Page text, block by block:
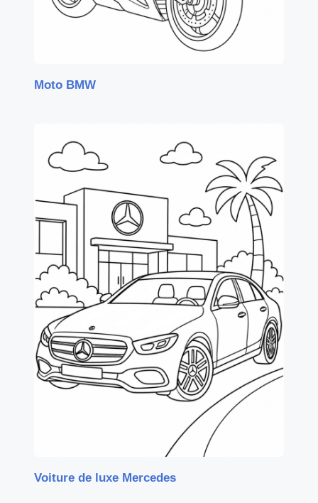
Moto BMW
Voiture de luxe Mercedes